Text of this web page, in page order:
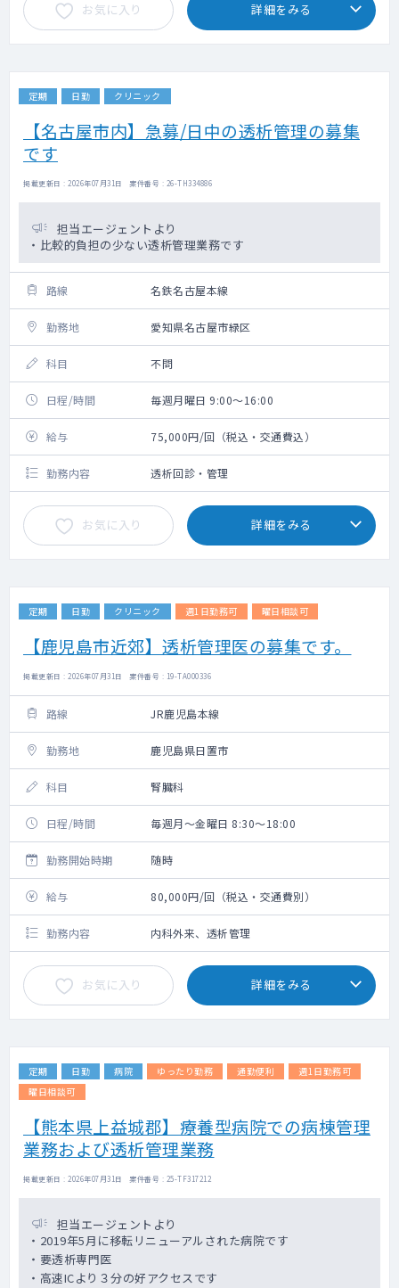
お気に入り 詳細をみる
定期 日勤 クリニック
【名古屋市内】急募/日中の透析管理の募集
です
掲載更新日 : 2026年07月31日 案件番号 : 26-TH334886
担当エージェントより
・比較的負担の少ない透析管理業務です
路線 名鉄名古屋本線
勤務地 愛知県名古屋市緑区
科目 不問
日程/時間 毎週月曜日 9:00～16:00
給与 75,000円/回（税込・交通費込）
勤務内容 透析回診・管理
お気に入り 詳細をみる
定期 日勤 クリニック 週1日勤務可 曜日相談可
【鹿児島市近郊】透析管理医の募集です。
掲載更新日 : 2026年07月31日 案件番号 : 19-TA000336
路線 JR鹿児島本線
勤務地 鹿児島県日置市
科目 腎臓科
日程/時間 毎週月～金曜日 8:30～18:00
勤務開始時期 随時
給与 80,000円/回（税込・交通費別）
勤務内容 内科外来、透析管理
お気に入り 詳細をみる
定期 日勤 病院 ゆったり勤務 通勤便利
週1日勤務可
曜日相談可
【熊本県上益城郡】療養型病院での病棟管理
業務および透析管理業務
掲載更新日 : 2026年07月31日 案件番号 : 25-TF317212
担当エージェントより
・2019年5月に移転リニューアルされた病院です
・要透析専門医
・高速ICより３分の好アクセスです